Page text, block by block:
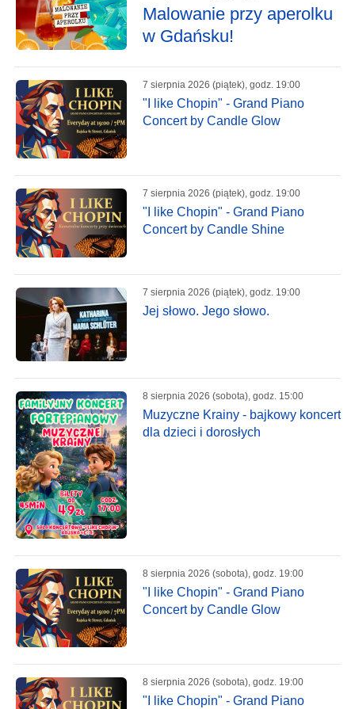
Malowanie przy aperolku
w Gdańsku!
7 sierpnia 2026 (piątek), godz. 19:00
"I like Chopin" - Grand Piano
Concert by Candle Glow
7 sierpnia 2026 (piątek), godz. 19:00
"I like Chopin" - Grand Piano
Concert by Candle Shine
7 sierpnia 2026 (piątek), godz. 19:00
Jej słowo. Jego słowo.
8 sierpnia 2026 (sobota), godz. 15:00
Muzyczne Krainy - bajkowy koncert
dla dzieci i dorosłych
8 sierpnia 2026 (sobota), godz. 19:00
"I like Chopin" - Grand Piano
Concert by Candle Glow
8 sierpnia 2026 (sobota), godz. 19:00
"I like Chopin" - Grand Piano